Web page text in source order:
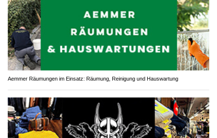
Aemmer Räumungen im Einsatz: Räumung, Reinigung und Hauswartung